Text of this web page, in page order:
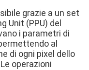
grazie a un set
Unit (PPU) del
i parametri di
al
di ogni pixel dello
operazioni